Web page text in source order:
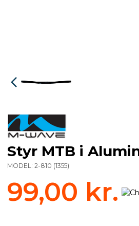
Styr MTB i
MODEL: 2-810 (1355)
99,00 kr.